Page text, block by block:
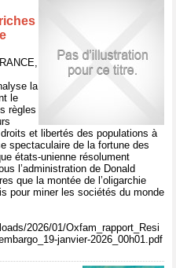
la
le
règles
et libertés des populations à
spectaculaire de la fortune des
états-unienne résolument
l’administration de Donald
que la montée de l’oligarchie
pour miner les sociétés du monde
2026/01/Oxfam_rapport_Resi
janvier-2026_00h01.pdf